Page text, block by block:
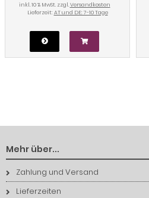
inkl. 10 % MwSt. zzgl.Versandkosten
Lieferzeit: AT und DE: 7-10 Tage
Mehr über...
Zahlung und Versand
Lieferzeiten